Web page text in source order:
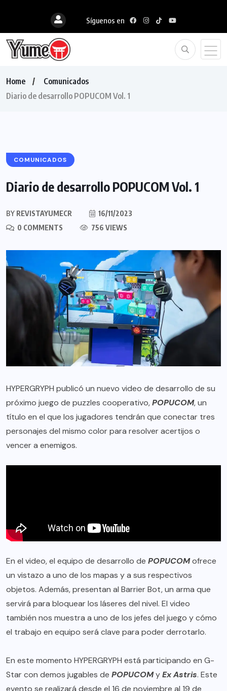
Síguenos en
Home
Comunicados
Diario de desarrollo POPUCOM Vol. 1
COMUNICADOS
Diario de desarrollo POPUCOM Vol. 1
BY REVISTAYUMECR
16/11/2023
0 COMMENTS
756 VIEWS
HYPERGRYPH publicó un nuevo video de desarrollo de su
próximo juego de puzzles cooperativo,POPUCOM, un
título en el que los jugadores tendrán que conectar tres
personajes del mismo color para resolver acertijos o
vencer a enemigos.
En el video, el equipo de desarrollo de POPUCOMofrece
un vistazo a uno de los mapas y a sus respectivos
objetos. Además, presentan al Barrier Bot, un arma que
servirá para bloquear los láseres del nivel. El video
también nos muestra a uno de los jefes del juego y cómo
el trabajo en equipo será clave para poder derrotarlo.
En este momento HYPERGRYPH está participando en G-
Star con demos jugables de POPUCOMyEx Astris. Este
evento se realizará desde el 16 de noviembre al 19 de